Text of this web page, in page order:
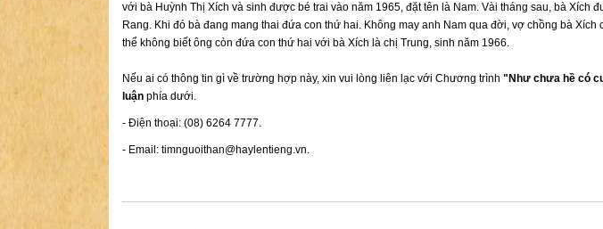
với bà Huỳnh Thị Xích và sinh được bé trai vào năm 1965, đặt tên là Nam. Vài tháng sau, bà Xích
Rang. Khi đó bà đang mang thai đứa con thứ hai. Không may anh Nam qua đời, vợ chồng bà
thể không biết ông còn đứa con thứ hai với bà Xích là chị Trung, sinh năm 1966.
Nếu ai có thông tin gì về trường hợp này, xin vui lòng liên lạc với Chương trình "Như chưa hề có
luận phía dưới.
- Điện thoại: (08) 6264 7777.
- Email: timnguoithan@haylentieng.vn.